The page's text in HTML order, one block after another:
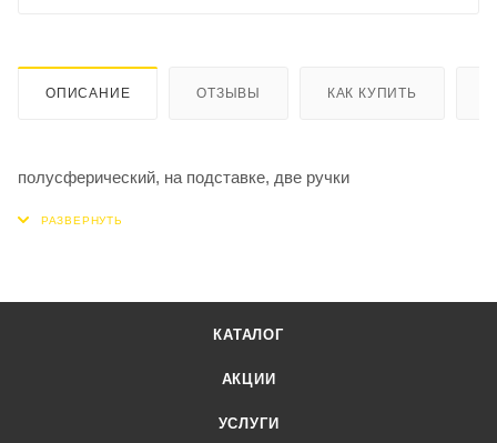
ОПИСАНИЕ ОТЗЫВЫ КАК КУПИТЬ
полусферический, на подставке, две ручки
КАТАЛОГ
АКЦИИ
УСЛУГИ